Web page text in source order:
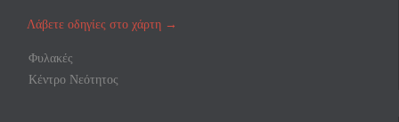
Λάβετε οδηγίες στο χάρτη →
Φυλακές
Κέντρο Νεότητος